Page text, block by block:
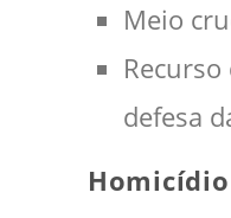
Meio
defesa